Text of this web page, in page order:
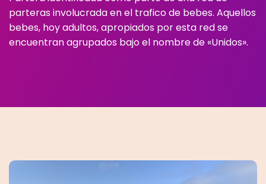
parteras involucrada en el trafico de bebes. Aquellos
bebes, hoy adultos, apropiados por esta red se
encuentran agrupados bajo el nombre de «Unidos».